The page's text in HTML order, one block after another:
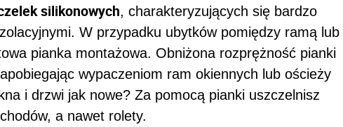
silikonowych, charakteryzujących się bardzo
W przypadku ubytków pomiędzy ramą lub
pianka montażowa. Obniżona rozprężność pianki
wypaczeniom ram okiennych lub ościeży
i drzwi jak nowe? Za pomocą pianki uszczelnisz
a nawet rolety.